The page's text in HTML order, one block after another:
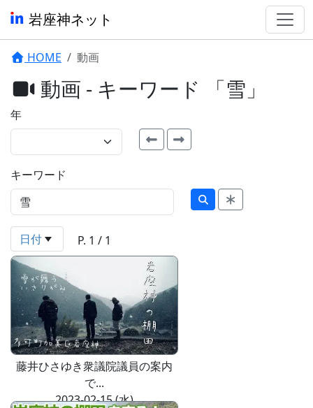
岩座神ネット
HOME 動画
動画 - キーワード 「雪」
年
キーワード
日付 P. 1 / 1
藤井ひさゆき衆議院議員の案内
で...
2023-02-15 (水)